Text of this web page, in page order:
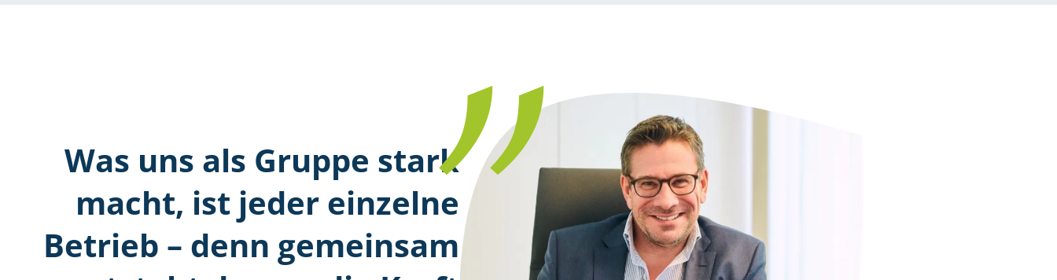
Was uns als Gruppe stark
macht, ist jeder einzelne
Betrieb – denn gemeinsam